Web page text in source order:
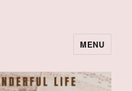
MENU